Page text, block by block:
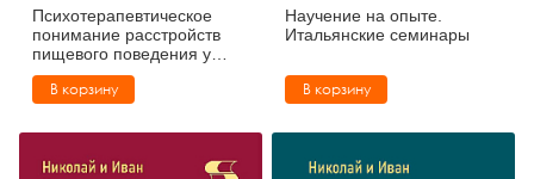
Психотерапевтическое
понимание расстройств
пищевого поведения у
подростков
В корзину
Научение на опыте.
Итальянские семинары
В корзину